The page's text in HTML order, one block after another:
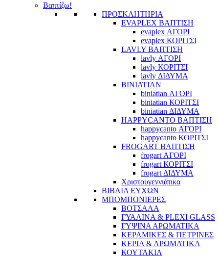
Βαπτίζω!
ΠΡΟΣΚΛΗΤΗΡΙΑ
EVAPLEX ΒΑΠΤΙΣΗ
evaplex ΑΓΟΡΙ
evaplex ΚΟΡΙΤΣΙ
LAVLY ΒΑΠΤΙΣΗ
lavly ΑΓΟΡΙ
lavly ΚΟΡΙΤΣΙ
lavly ΔΙΔΥΜΑ
BINIATIAN
biniatian ΑΓΟΡΙ
biniatian ΚΟΡΙΤΣΙ
biniatian ΔΙΔΥΜΑ
HAPPYCANTO ΒΑΠΤΙΣΗ
happycanto ΑΓΟΡΙ
happycanto ΚΟΡΙΤΣΙ
FROGART ΒΑΠΤΙΣΗ
frogart ΑΓΟΡΙ
frogart ΚΟΡΙΤΣΙ
frogart ΔΙΔΥΜΑ
Χριστουγεννιάτικα
ΒΙΒΛΙΑ ΕΥΧΩΝ
ΜΠΟΜΠΟΝΙΕΡΕΣ
ΒΟΤΣΑΛΑ
ΓΥΑΛΙΝΑ & PLEXI GLASS
ΓΥΨΙΝΑ ΑΡΩΜΑΤΙΚΑ
ΚΕΡΑΜΙΚΕΣ & ΠΕΤΡΙΝΕΣ
ΚΕΡΙΑ & ΑΡΩΜΑΤΙΚΑ
ΚΟΥΤΑΚΙΑ